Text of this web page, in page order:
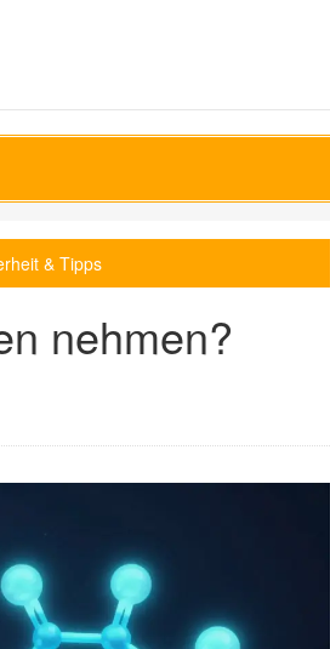
& Tipps
nehmen?